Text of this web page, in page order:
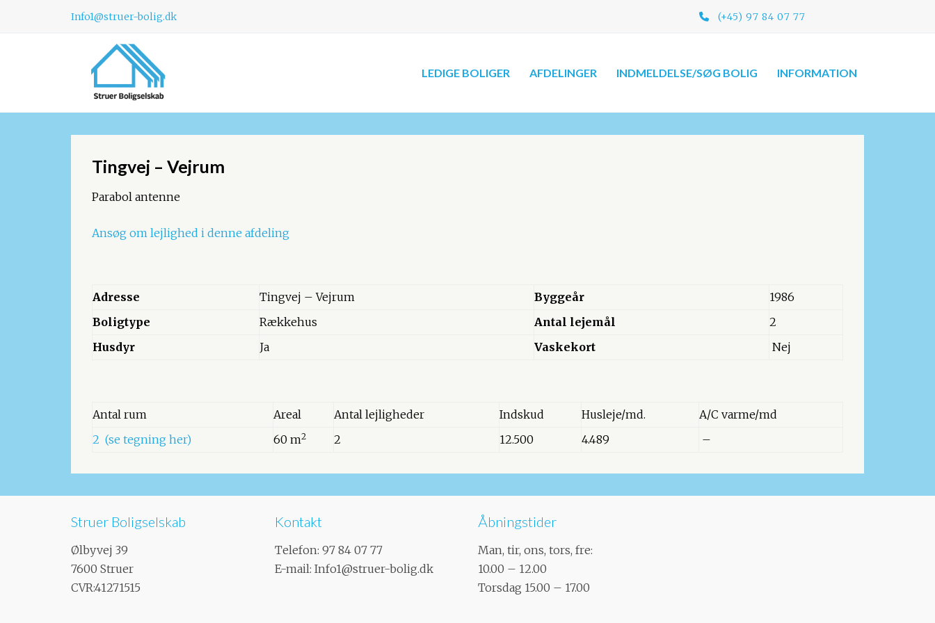
Info1@struer-bolig.dk (+45) 97 84 07 77​
LEDIGE BOLIGER AFDELINGER INDMELDELSE/SØG BOLIG INFORMATION
Tingvej – Vejrum
Parabol antenne
Ansøg om lejlighed i denne afdeling
Adresse Tingvej – Vejrum Byggeår
1986
Boligtype
Rækkehus Antal lejemål
2
Husdyr
Ja Vaskekort Nej
Antal rum Areal Antal lejligheder Indskud Husleje/md.
A/C varme/md
2 (se tegning her)
60 m2 2 12.500 4.489 –
Struer Boligselskab
Ølbyvej 39
7600 Struer​
CVR:41271515​
Kontakt
Telefon: 97 84 07 77
E-mail: Info1@struer-bolig.dk
Åbningstider
Man, tir, ons, tors, fre:
10.00 – 12.00
​Torsdag 15.00 – 17.00